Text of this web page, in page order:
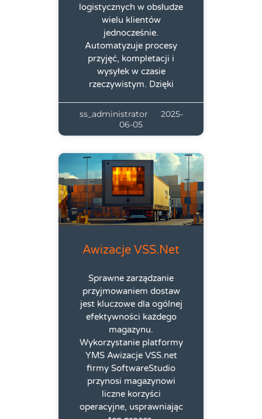
logistycznych w obsłudze
wielu klientów
jednocześnie.
Automatyzuje procesy
przyjęć, kompletacji i
wysyłek w czasie
rzeczywistym. Dzięki
ss_administrator
2025-
06-05
Awizacje VSS.net
Sprawne zarządzanie
przyjmowaniem dostaw
jest kluczowe dla ogólnej
efektywności każdego
magazynu.
Wykorzystanie platformy
YMS Awizacje VSS.net
firmy SoftwareStudio
przynosi magazynowi
liczne korzyści
operacyjne, usprawniając